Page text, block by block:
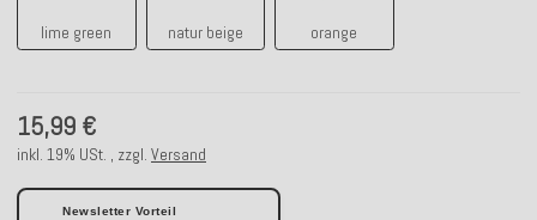
lime green natur beige orange
15,99 €
inkl. 19% USt. , zzgl. Versand
Newsletter Vorteil